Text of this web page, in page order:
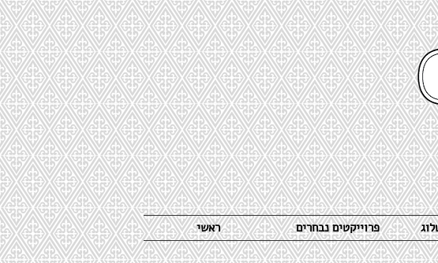
ראשי פרוייקטים נבחרים